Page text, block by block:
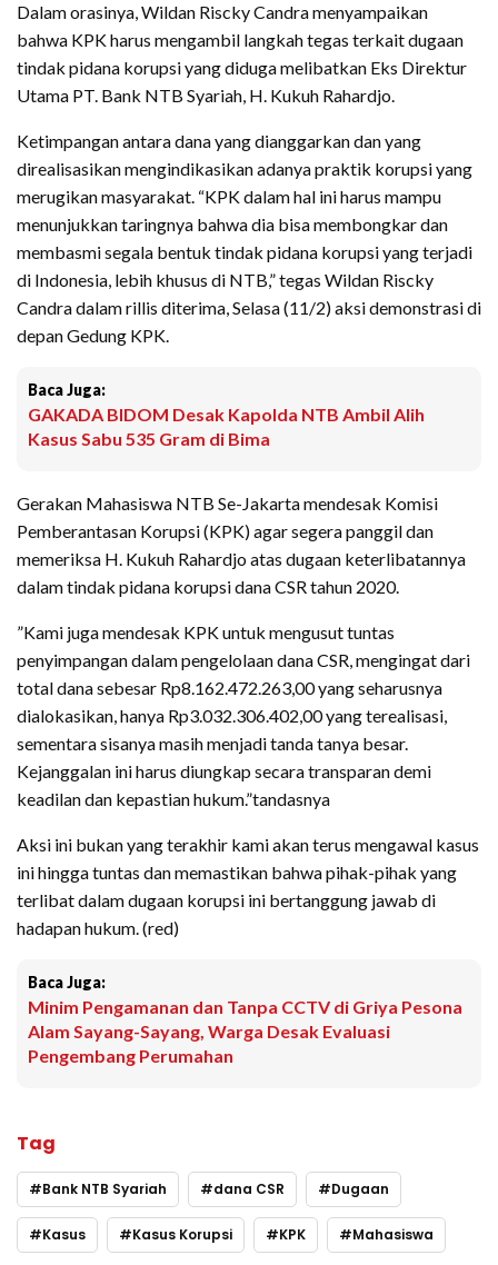
Dalam orasinya, Wildan Riscky Candra menyampaikan
bahwa KPK harus mengambil langkah tegas terkait dugaan
tindak pidana korupsi yang diduga melibatkan Eks Direktur
Utama PT. Bank NTB Syariah, H. Kukuh Rahardjo.
Ketimpangan antara dana yang dianggarkan dan yang
direalisasikan mengindikasikan adanya praktik korupsi yang
merugikan masyarakat. “KPK dalam hal ini harus mampu
menunjukkan taringnya bahwa dia bisa membongkar dan
membasmi segala bentuk tindak pidana korupsi yang terjadi
di Indonesia, lebih khusus di NTB,” tegas Wildan Riscky
Candra dalam rillis diterima, Selasa (11/2) aksi demonstrasi di
depan Gedung KPK.
Baca Juga:
GAKADA BIDOM Desak Kapolda NTB Ambil Alih
Kasus Sabu 535 Gram di Bima
Gerakan Mahasiswa NTB Se-Jakarta mendesak Komisi
Pemberantasan Korupsi (KPK) agar segera panggil dan
memeriksa H. Kukuh Rahardjo atas dugaan keterlibatannya
dalam tindak pidana korupsi dana CSR tahun 2020.
”Kami juga mendesak KPK untuk mengusut tuntas
penyimpangan dalam pengelolaan dana CSR, mengingat dari
total dana sebesar Rp8.162.472.263,00 yang seharusnya
dialokasikan, hanya Rp3.032.306.402,00 yang terealisasi,
sementara sisanya masih menjadi tanda tanya besar.
Kejanggalan ini harus diungkap secara transparan demi
keadilan dan kepastian hukum.”tandasnya
Aksi ini bukan yang terakhir kami akan terus mengawal kasus
ini hingga tuntas dan memastikan bahwa pihak-pihak yang
terlibat dalam dugaan korupsi ini bertanggung jawab di
hadapan hukum. (red)
Baca Juga:
Minim Pengamanan dan Tanpa CCTV di Griya Pesona
Alam Sayang-Sayang, Warga Desak Evaluasi
Pengembang Perumahan
Tag
Bank NTB Syariah dana CSR Dugaan
Kasus Kasus Korupsi KPK Mahasiswa